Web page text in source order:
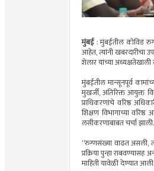
मुंबई : मुंबईतील कोविड
आहेत, त्यांनी खबरदारीचा
शेलार यांच्या
मुंबईतील मान्सूनपूर्व
मुखर्जी, अतिरिक्त आयुक्त
प्राधिकरणांचे वरिष्ठ
शिक्षण विभागाच्या
लसीकरणाबाबत चर्चा झाली.
“रुग्णसंख्या वाढत असली,
प्रक्रिया पुन्हा
माहिती यावेळी देण्यात आली.